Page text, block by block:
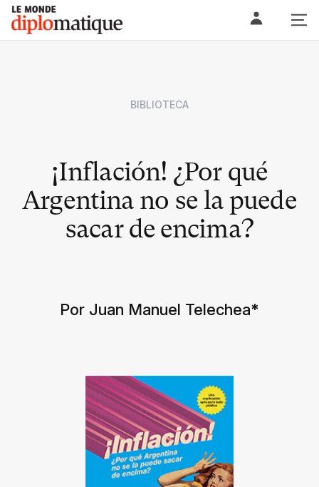
Skip
content
Le monde diplomatique
BIBLIOTECA
¡Inflación! ¿Por qué
Argentina no se la puede
sacar de encima?
Por Juan Manuel Telechea*